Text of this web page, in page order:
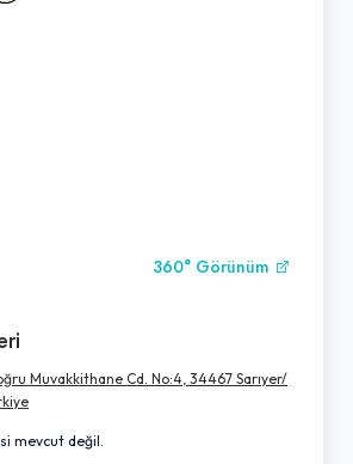
360° Görünüm
Muvakkithane Cd. No:4, 34467 Sarıyer/
mevcut değil.